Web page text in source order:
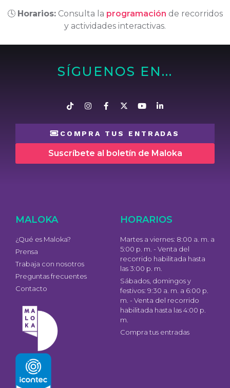
🕓 Horarios: Consulta la programación de recorridos
y actividades interactivas.
SÍGUENOS EN...
COMPRA TUS ENTRADAS
Suscríbete al boletín de Maloka
MALOKA
¿Qué es Maloka?
Prensa
Trabaja con nosotros
Preguntas frecuentes
Contacto
HORARIOS
Martes a viernes: 8:00 a. m. a
5:00 p. m. - Venta del
recorrido habilitada hasta
las 3:00 p. m.
Sábados, domingos y
festivos: 9:30 a. m. a 6:00 p.
m. - Venta del recorrido
habilitada hasta las 4:00 p.
m.
Compra tus entradas